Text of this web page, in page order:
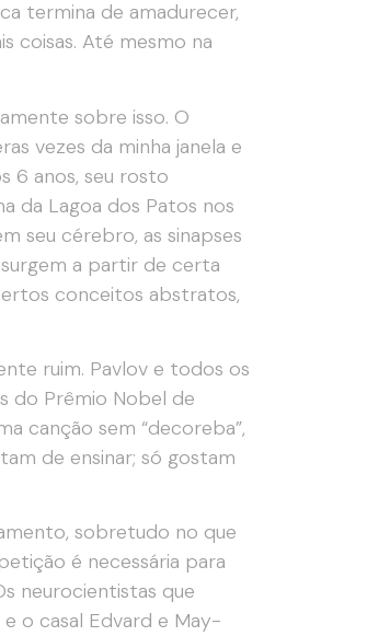
termina de amadurecer,
coisas. Até mesmo na
sobre isso. O
vezes da minha janela e
6 anos, seu rosto
da Lagoa dos Patos nos
seu cérebro, as sinapses
a partir de certa
conceitos abstratos,
ruim. Pavlov e todos os
do Prêmio Nobel de
canção sem “decoreba”,
de ensinar; só gostam
sobretudo no que
é necessária para
neurocientistas que
e o casal Edvard e May-